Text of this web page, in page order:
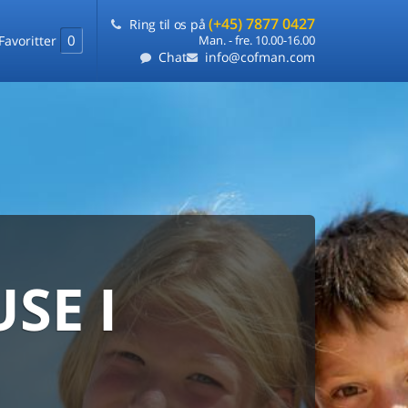
Favoritter 0
Ring til os på (+45) 7877 0427
Man. - fre. 10.00-16.00
Chat info@cofman.com
I
laveste pris
ét sted